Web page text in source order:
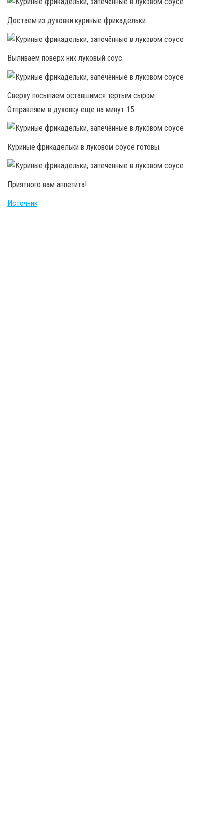
Достаем из духовки куриные фрикадельки.
Выливаем поверх них луковый соус.
Сверху посыпаем оставшимся тертым сыром.
Отправляем в духовку еще на минут 15.
Куриные фрикадельки в луковом соусе готовы.
Приятного вам аппетита!
Источник